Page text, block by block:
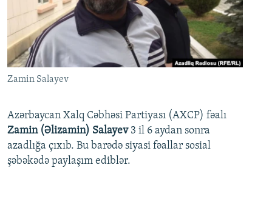
Zamin Salayev
Azərbaycan Xalq Cəbhəsi Partiyası (AXCP) fəalı
Zamin (Əlizamin) Salayev 3 il 6 aydan sonra
azadlığa çıxıb. Bu barədə siyasi fəallar sosial
şəbəkədə paylaşım ediblər.